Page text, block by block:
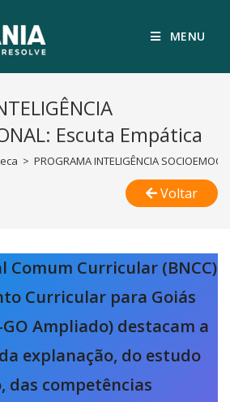
MENU
Escuta Empática
> PROGRAMA INTELIGÊNCIA
Voltar
Comum Curricular (BNCC)
Curricular para Goiás
Ampliado) destacam a
explanação, do estudo
das competências